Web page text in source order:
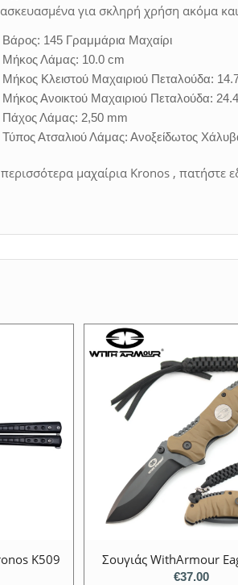
για σκληρή χρήση ακόμα και
Βάρος: 145 Γραμμάρια Μαχαίρι
Μήκος Λάμας: 10.0 cm
Μήκος Κλειστού Μαχαιριού Πεταλούδα:
Μήκος Ανοικτού Μαχαιριού Πεταλούδα:
Πάχος Λάμας: 2,50 mm
Τύπος Ατσαλιού Λάμας: Ανοξείδωτος
περισσότερα μαχαίρια Kronos , πατήστε
K509 Σουγιάς WithArmour
€37.00